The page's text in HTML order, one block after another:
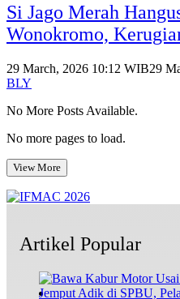
Si Jago Merah
Wonokromo,
29 March, 2026 10:12 WIB29
BLY
No More Posts Available.
No more pages to load.
View More
Artikel Popular